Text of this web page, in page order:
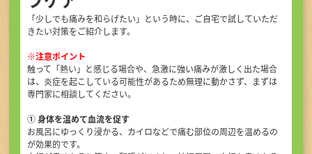
「少しでも痛みを和らげたい」という時に、ご自宅で試していただ
きたい対策をご紹介します。
※注意ポイント
触って「熱い」と感じる場合や、急激に強い痛みが激しく出た場合
は、炎症を起こしている可能性があるため無理に動かさず、まずは
専門家に相談してください。
① 身体を温めて血流を促す
お風呂にゆっくり浸かる、カイロなどで痛む部位の周辺を温めるの
が効果的です。